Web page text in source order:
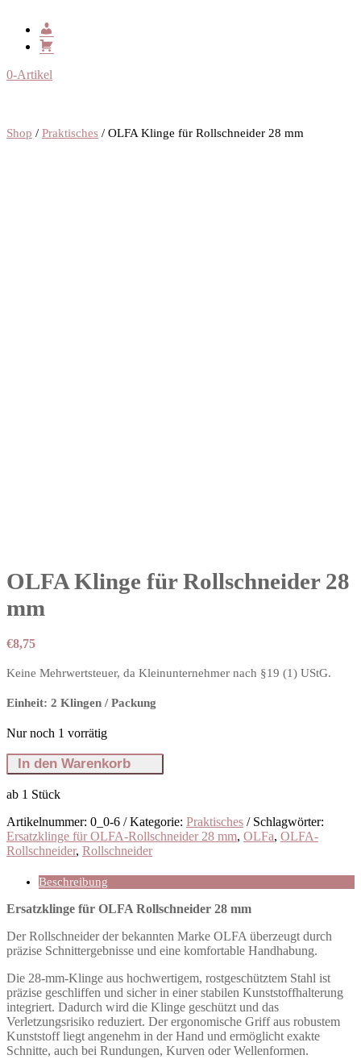
0-Artikel
Shop / Praktisches / OLFA Klinge für Rollschneider 28 mm
OLFA Klinge für Rollschneider 28
mm
€8,75
Keine Mehrwertsteuer, da Kleinunternehmer nach §19 (1) UStG.
Einheit: 2 Klingen / Packung
Nur noch 1 vorrätig
OLFA
Klinge
für
Rollschneider
28
mm
Menge
In den Warenkorb
ab 1 Stück
Artikelnummer: 0_0-6 Kategorie: Praktisches
Schlagwörter:
Ersatzklinge für OLFA-Rollschneider 28 mm, OLFa, OLFA-
Rollschneider, Rollschneider
Beschreibung
Ersatzklinge für OLFA Rollschneider 28 mm
Der Rollschneider der bekannten Marke OLFA überzeugt durch
präzise Schnittergebnisse und eine komfortable Handhabung.
Die 28-mm-Klinge aus hochwertigem, rostgeschütztem Stahl ist
präzise geschliffen und sicher in einer stabilen Kunststoffhalterung
integriert. Dadurch wird die Klinge geschützt und das
Verletzungsrisiko reduziert. Der ergonomische Griff aus robustem
Kunststoff liegt angenehm in der Hand und ermöglicht exakte
Schnitte, auch bei Rundungen, Kurven oder Wellenformen.